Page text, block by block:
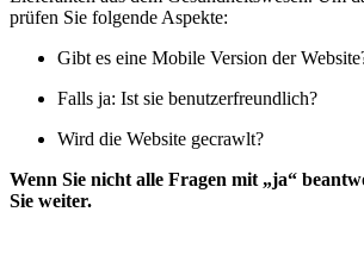
prüfen Sie folgende Aspekte:
Gibt es eine Mobile Version der
Falls ja: Ist sie benutzerfreundlich?
Wird die Website gecrawlt?
Wenn Sie nicht alle Fragen mit „ja“
Sie weiter.